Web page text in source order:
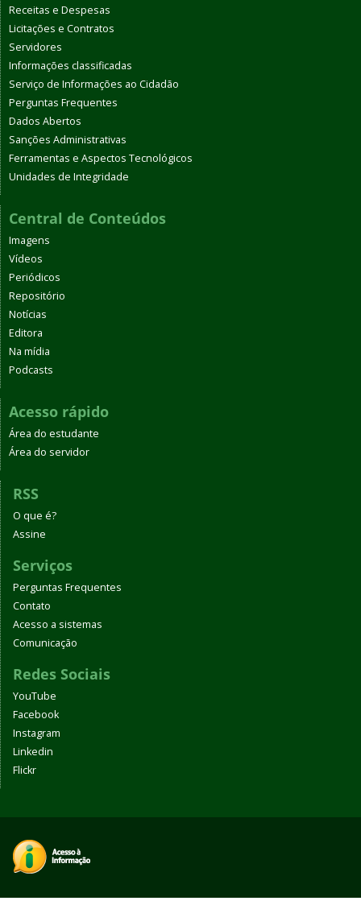
Receitas e Despesas
Licitações e Contratos
Servidores
Informações classificadas
Serviço de Informações ao Cidadão
Perguntas Frequentes
Dados Abertos
Sanções Administrativas
Ferramentas e Aspectos Tecnológicos
Unidades de Integridade
Central de Conteúdos
Imagens
Vídeos
Periódicos
Repositório
Notícias
Editora
Na mídia
Podcasts
Acesso rápido
Área do estudante
Área do servidor
RSS
O que é?
Assine
Serviços
Perguntas Frequentes
Contato
Acesso a sistemas
Comunicação
Redes Sociais
YouTube
Facebook
Instagram
Linkedin
Flickr